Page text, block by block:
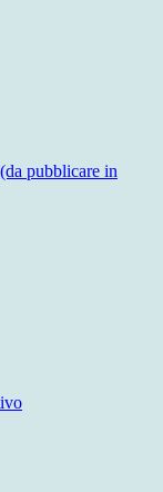
pubblicare in